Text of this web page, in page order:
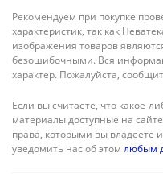
Рекомендуем при покупке
характеристик, так как
изображения товаров
безошибочными. Вся
характер. Пожалуйста,
Если вы считаете, что какое-
материалы доступные на
права, которыми вы владеете
уведомить нас об этом любым